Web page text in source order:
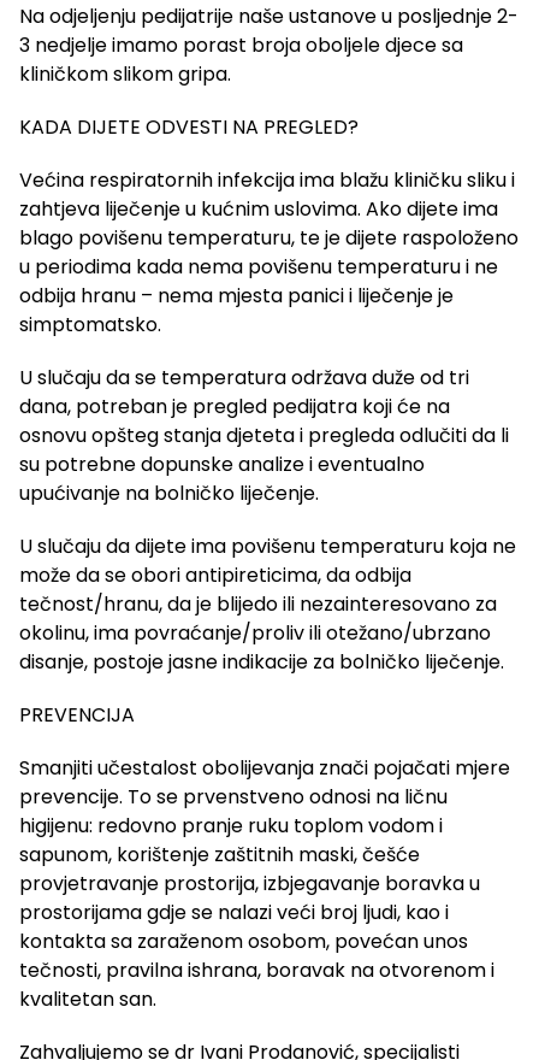
Na odjeljenju pedijatrije naše ustanove u posljednje 2-
3 nedjelje imamo porast broja oboljele djece sa
kliničkom slikom gripa.
KADA DIJETE ODVESTI NA PREGLED?
Većina respiratornih infekcija ima blažu kliničku sliku i
zahtjeva liječenje u kućnim uslovima. Ako dijete ima
blago povišenu temperaturu, te je dijete raspoloženo
u periodima kada nema povišenu temperaturu i ne
odbija hranu – nema mjesta panici i liječenje je
simptomatsko.
U slučaju da se temperatura održava duže od tri
dana, potreban je pregled pedijatra koji će na
osnovu opšteg stanja djeteta i pregleda odlučiti da li
su potrebne dopunske analize i eventualno
upućivanje na bolničko liječenje.
U slučaju da dijete ima povišenu temperaturu koja ne
može da se obori antipireticima, da odbija
tečnost/hranu, da je blijedo ili nezainteresovano za
okolinu, ima povraćanje/proliv ili otežano/ubrzano
disanje, postoje jasne indikacije za bolničko liječenje.
PREVENCIJA
Smanjiti učestalost obolijevanja znači pojačati mjere
prevencije. To se prvenstveno odnosi na ličnu
higijenu: redovno pranje ruku toplom vodom i
sapunom, korištenje zaštitnih maski, češće
provjetravanje prostorija, izbjegavanje boravka u
prostorijama gdje se nalazi veći broj ljudi, kao i
kontakta sa zaraženom osobom, povećan unos
tečnosti, pravilna ishrana, boravak na otvorenom i
kvalitetan san.
Zahvaljujemo se dr Ivani Prodanović, specijalisti